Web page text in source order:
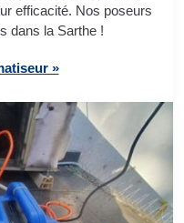
efficacité. Nos poseurs
dans la Sarthe !
»